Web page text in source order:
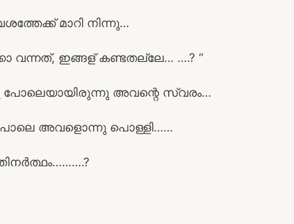
മാറി നിന്നു…
വന്നത്, ഇങ്ങള് കണ്ടതല്ലേ… ….? “
പോലെയായിരുന്നു അവന്റെ സ്വരം…
പോലെ അവളൊന്നു പൊള്ളി……